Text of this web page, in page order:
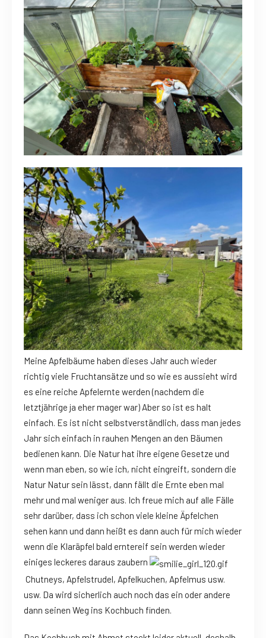
Meine Apfelbäume haben dieses Jahr auch wieder
richtig viele Fruchtansätze und so wie es aussieht wird
es eine reiche Apfelernte werden (nachdem die
letztjährige ja eher mager war) Aber so ist es halt
einfach. Es ist nicht selbstverständlich, dass man jedes
Jahr sich einfach in rauhen Mengen an den Bäumen
bedienen kann. Die Natur hat ihre eigene Gesetze und
wenn man eben, so wie ich, nicht eingreift, sondern die
Natur Natur sein lässt, dann fällt die Ernte eben mal
mehr und mal weniger aus. Ich freue mich auf alle Fälle
sehr darüber, dass ich schon viele kleine Äpfelchen
sehen kann und dann heißt es dann auch für mich wieder
wenn die Klaräpfel bald erntereif sein werden wieder
einiges leckeres daraus zaubern
Chutneys, Apfelstrudel, Apfelkuchen, Apfelmus usw.
usw. Da wird sicherlich auch noch das ein oder andere
dann seinen Weg ins Kochbuch finden.